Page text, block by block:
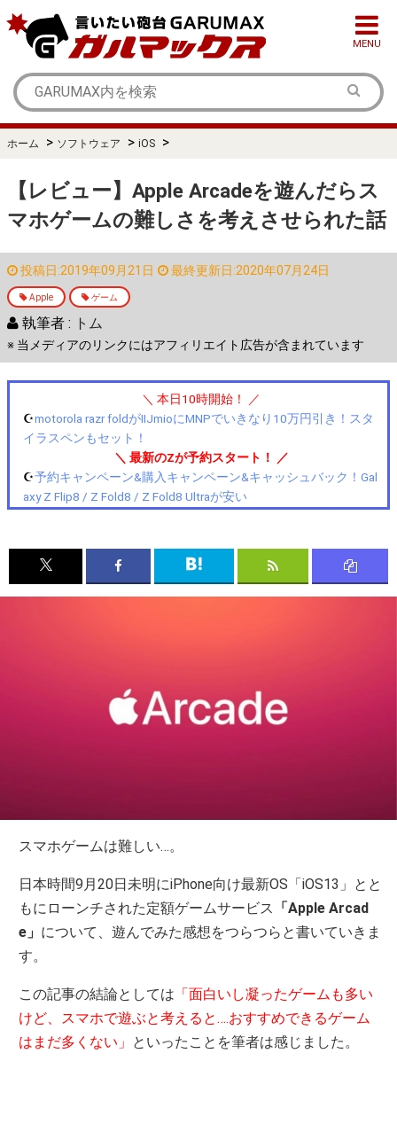
MENU
ホーム > ソフトウェア > iOS >
【レビュー】Apple Arcadeを遊んだらス
マホゲームの難しさを考えさせられた話
投稿日:2019年09月21日 最終更新日:2020年07月24日
Apple ゲーム
執筆者 : トム
※ 当メディアのリンクにはアフィリエイト広告が含まれています
＼ 本日10時開始！ ／
☪️motorola razr foldがIIJmioにMNPでいきなり10万円引き！スタ
イラスペンもセット！
＼ 最新のZが予約スタート！ ／
☪️予約キャンペーン&購入キャンペーン&キャッシュバック！Gal
axy Z Flip8 / Z Fold8 / Z Fold8 Ultraが安い
スマホゲームは難しい…。
日本時間9月20日未明にiPhone向け最新OS「iOS13」とと
もにローンチされた定額ゲームサービス 「Apple Arcad
e」 について、遊んでみた感想をつらつらと書いていきま
す。
この記事の結論としては 「面白いし凝ったゲームも多い
けど、スマホで遊ぶと考えると….おすすめできるゲーム
はまだ多くない」 といったことを筆者は感じました。